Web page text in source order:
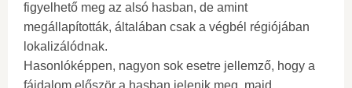
figyelhető meg az alsó hasban, de amint
megállapították, általában csak a végbél régiójában
lokalizálódnak.
Hasonlóképpen, nagyon sok esetre jellemző, hogy a
fájdalom először a hasban jelenik meg, majd